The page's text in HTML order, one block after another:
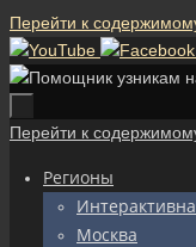
Перейти к
Перейти к
Регионы
Москва